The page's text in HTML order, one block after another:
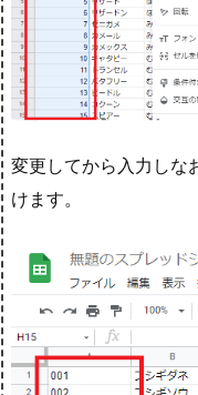
変更してから入力しな
けます。